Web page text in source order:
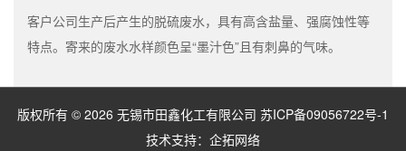
客户公司生产后产生的脱硫废水，具有高含盐量、强腐蚀性等
特点。寄来的废水水样颜色呈“墨汁色”且有刺鼻的气味。
版权所有 © 2026 无锡市田鑫化工有限公司 苏ICP备09056722号-1
技术支持： 企拓网络